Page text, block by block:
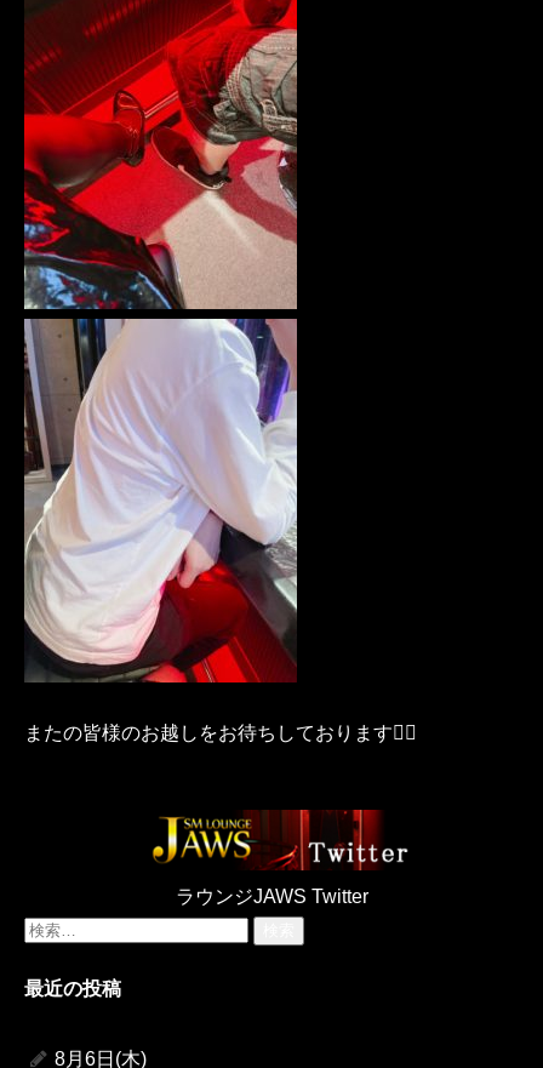
またの皆様のお越しをお待ちしております♡⃛
ラウンジJAWS Twitter
検
最近の投稿
8月6日(木)